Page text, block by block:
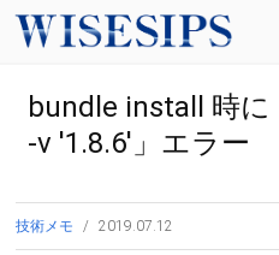
bundle install 時
-v '1.8.6'」エラー
技術メモ 2019.07.12